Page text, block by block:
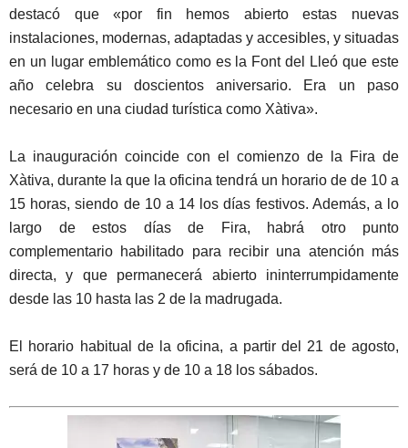
destacó que «por fin hemos abierto estas nuevas
instalaciones, modernas, adaptadas y accesibles, y situadas
en un lugar emblemático como es la Font del Lleó que este
año celebra su doscientos aniversario. Era un paso
necesario en una ciudad turística como Xàtiva».
La inauguración coincide con el comienzo de la Fira de
Xàtiva, durante la que la oficina tendrá un horario de de 10 a
15 horas, siendo de 10 a 14 los días festivos. Además, a lo
largo de estos días de Fira, habrá otro punto
complementario habilitado para recibir una atención más
directa, y que permanecerá abierto ininterrumpidamente
desde las 10 hasta las 2 de la madrugada.
El horario habitual de la oficina, a partir del 21 de agosto,
será de 10 a 17 horas y de 10 a 18 los sábados.